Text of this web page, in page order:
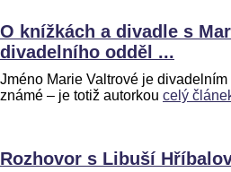
O knížkách a divadle s
divadelního odděl ...
Jméno Marie Valtrové je
známé – je totiž autorkou celý
Rozhovor s Libuší